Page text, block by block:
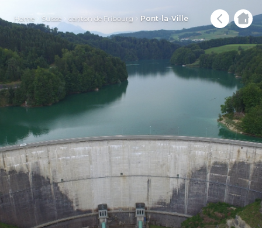
Home Suisse canton de Fribourg Pont-la-Ville